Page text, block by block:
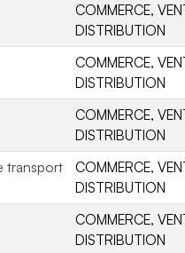
COMMERCE,
DISTRIBUTION
COMMERCE,
DISTRIBUTION
COMMERCE,
DISTRIBUTION
transport
COMMERCE,
DISTRIBUTION
COMMERCE,
DISTRIBUTION